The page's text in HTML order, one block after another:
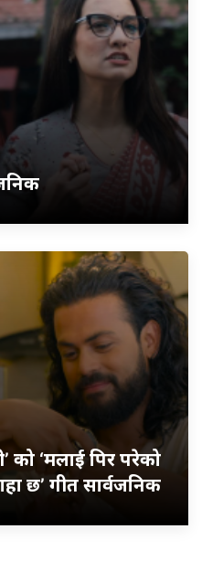
को ‘मलाई पिर परेको
छ’ गीत सार्वजनिक